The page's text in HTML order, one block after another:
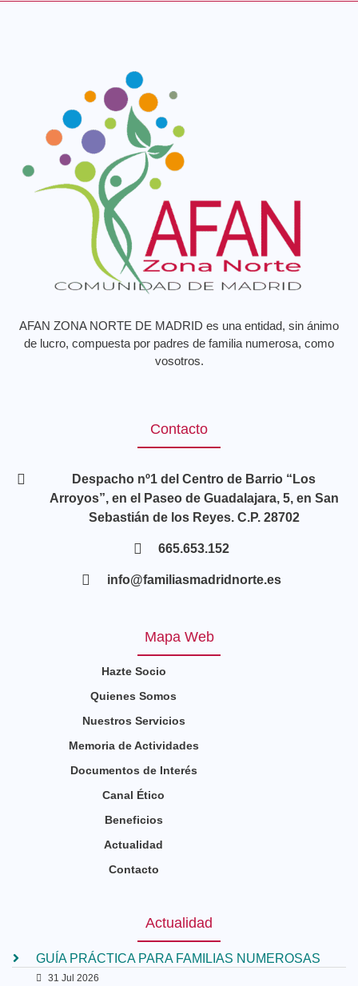
AFAN ZONA NORTE DE MADRID es una entidad, sin ánimo
de lucro, compuesta por padres de familia numerosa, como
vosotros.
Contacto
Despacho nº1 del Centro de Barrio “Los
Arroyos”, en el Paseo de Guadalajara, 5, en San
Sebastián de los Reyes. C.P. 28702
665.653.152
info@familiasmadridnorte.es
Mapa Web
Hazte Socio
Quienes Somos
Nuestros Servicios
Memoria de Actividades
Documentos de Interés
Canal Ético
Beneficios
Actualidad
Contacto
Actualidad
GUÍA PRÁCTICA PARA FAMILIAS NUMEROSAS
31 Jul 2026